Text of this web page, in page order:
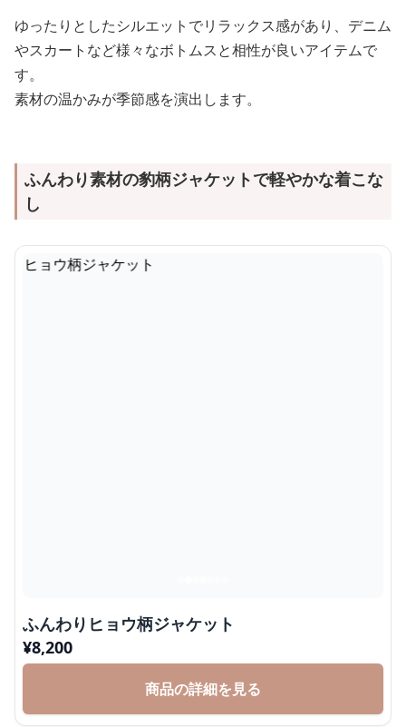
ゆったりとしたシルエットでリラックス感があり、デニム
やスカートなど様々なボトムスと相性が良いアイテムで
す。
素材の温かみが季節感を演出します。
ふんわり素材の豹柄ジャケットで軽やかな着こな
し
ふんわりヒョウ柄ジャケット
¥8,200
商品の詳細を見る